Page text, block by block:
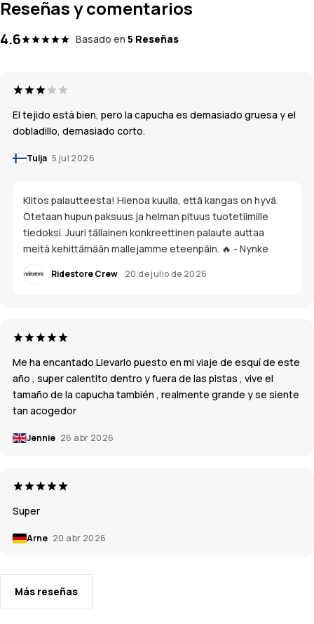
Reseñas y comentarios
4.6 Basado en 5 Reseñas
El tejido está bien, pero la capucha es demasiado gruesa y el
dobladillo, demasiado corto.
Tuija 5 jul 2026
Kiitos palautteesta! Hienoa kuulla, että kangas on hyvä.
Otetaan hupun paksuus ja helman pituus tuotetiimille
tiedoksi. Juuri tällainen konkreettinen palaute auttaa
meitä kehittämään mallejamme eteenpäin. 🔥 - Nynke
Ridestore Crew 20 de julio de 2026
Me ha encantado Llevarlo puesto en mi viaje de esquí de este
año , super calentito dentro y fuera de las pistas , vive el
tamaño de la capucha también , realmente grande y se siente
tan acogedor
Jennie 26 abr 2026
Super
Arne 20 abr 2026
Más reseñas